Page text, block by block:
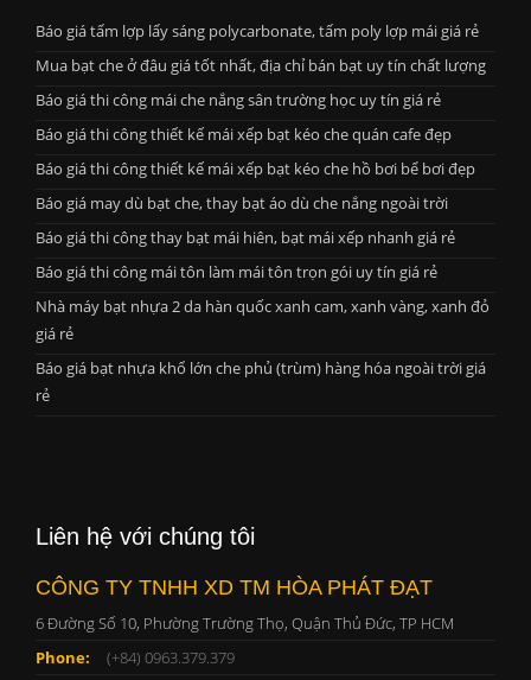
Báo giá tấm lợp lấy sáng polycarbonate, tấm poly lợp mái giá rẻ
Mua bạt che ở đâu giá tốt nhất, địa chỉ bán bạt uy tín chất lượng
Báo giá thi công mái che nắng sân trường học uy tín giá rẻ
Báo giá thi công thiết kế mái xếp bạt kéo che quán cafe đẹp
Báo giá thi công thiết kế mái xếp bạt kéo che hồ bơi bể bơi đẹp
Báo giá may dù bạt che, thay bạt áo dù che nắng ngoài trời
Báo giá thi công thay bạt mái hiên, bạt mái xếp nhanh giá rẻ
Báo giá thi công mái tôn làm mái tôn trọn gói uy tín giá rẻ
Nhà máy bạt nhựa 2 da hàn quốc xanh cam, xanh vàng, xanh đỏ
giá rẻ
Báo giá bạt nhựa khổ lớn che phủ (trùm) hàng hóa ngoài trời giá
rẻ
Liên hệ với chúng tôi
CÔNG TY TNHH XD TM HÒA PHÁT ĐẠT
6 Đường Số 10, Phường Trường Thọ, Quận Thủ Đức, TP HCM
Phone:
(+84) 0963.379.379